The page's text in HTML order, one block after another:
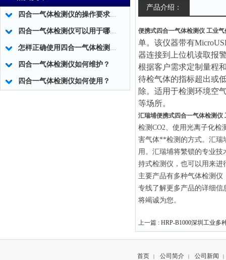
四合一气体检测仪的操作要求有哪些？
四合一气体检测仪可以用于哪些场所?
怎样正确使用四合一气体检测仪？
四合一气体检测仪如何维护？
四合一气体检测仪如何使用？
产品介绍：
便携式四合一气体检测仪 工业
单。该仪器带有
器连接到上位机读取报
根据客户需求定制量程
待检气体的指标超出或
除。适用于检测环境空
等场所。
汇瑞埔便携式四合一气体检测仪
检测CO2、使用光离子化
害气体**检测的方式。汇瑞
用。汇瑞埔将繁锁的专业
持式检测仪，也可以用来进
主要产品有多种气体检测
专线了解更多产品的详细
将竭诚为您。
上一篇 : HRP-B1000深圳工业多
首页 | 公司简介 | 公司新闻 |